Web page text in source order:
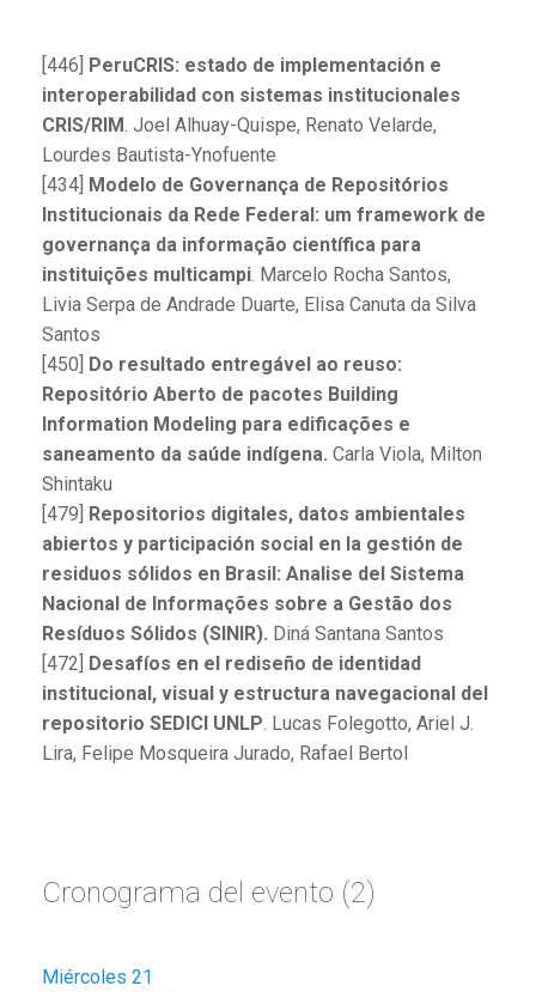
[446]
PeruCRIS: estado de implementación e
interoperabilidad con sistemas institucionales
CRIS/RIM. Joel Alhuay-Quispe, Renato Velarde,
Lourdes Bautista-Ynofuente
[434] Modelo de Governança de Repositórios
Institucionais da Rede Federal: um framework de
governança da informação científica para
instituições multicampi. Marcelo Rocha Santos,
Livia Serpa de Andrade Duarte, Elisa Canuta da Silva
Santos
[450]
Do resultado entregável ao reuso:
Repositório Aberto de pacotes Building
Information Modeling para edificações e
saneamento da saúde indígena. Carla Viola, Milton
Shintaku
[479]
Repositorios digitales, datos ambientales
abiertos y participación social en la gestión de
residuos sólidos en Brasil: Analise del Sistema
Nacional de Informações sobre a Gestão dos
Resíduos Sólidos (SINIR). Diná Santana Santos
[472]
Desafíos en el rediseño de identidad
institucional, visual y estructura navegacional del
repositorio SEDICI UNLP. Lucas Folegotto, Ariel J.
Lira, Felipe Mosqueira Jurado, Rafael Bertol
Cronograma del evento (2)
Miércoles 21